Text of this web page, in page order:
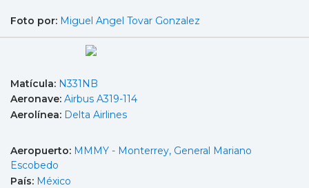
Foto por: Miguel Angel Tovar Gonzalez
Matícula: N331NB
Aeronave: Airbus A319-114
Aerolínea: Delta Airlines
Aeropuerto: MMMY - Monterrey, General Mariano
Escobedo
País: México